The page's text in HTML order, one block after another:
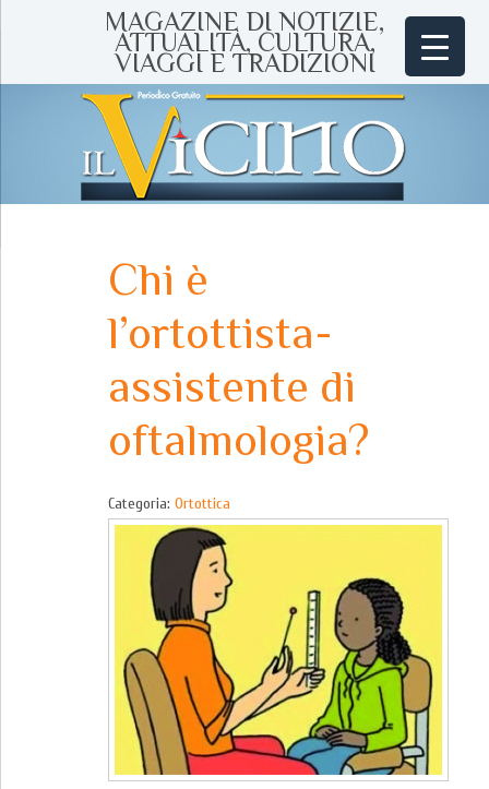
MAGAZINE DI NOTIZIE,
ATTUALITÀ, CULTURA,
VIAGGI E TRADIZIONI
Chi è
l’ortottista-
assistente di
oftalmologia?
Categoria: Ortottica